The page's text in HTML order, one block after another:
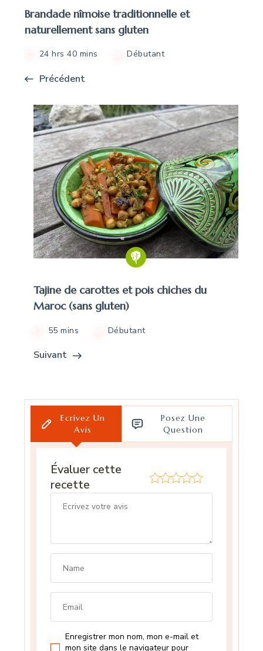
Brandade nîmoise traditionnelle et
naturellement sans gluten
24 hrs 40 mins Débutant
Précédent
Tajine de carottes et pois chiches du
Maroc (sans gluten)
55 mins Débutant
Suivant
Ecrivez Un
Avis
Posez Une
Question
Évaluer cette
recette
Enregistrer mon nom, mon e-mail et
mon site dans le navigateur pour